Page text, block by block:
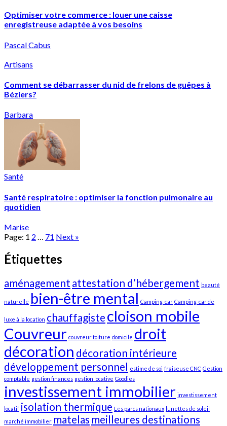
Optimiser votre commerce : louer une caisse
enregistreuse adaptée à vos besoins
Pascal Cabus
Artisans
Comment se débarrasser du nid de frelons de guêpes à
Béziers?
Barbara
Santé
Santé respiratoire : optimiser la fonction pulmonaire au
quotidien
Marise
Page: 1 2 … 71 Next »
Étiquettes
aménagement attestation d’hébergement beauté
naturelle bien-être mental Camping-car Camping-car de
luxe à la location chauffagiste cloison mobile
Couvreur couvreur toiture domicile droit
décoration décoration intérieure
développement personnel estime de soi fraiseuse CNC Gestion
comptable gestion finances gestion locative Goodies
investissement immobilier investissement
locatif isolation thermique Les parcs nationaux lunettes de soleil
marché immobilier matelas meilleures destinations